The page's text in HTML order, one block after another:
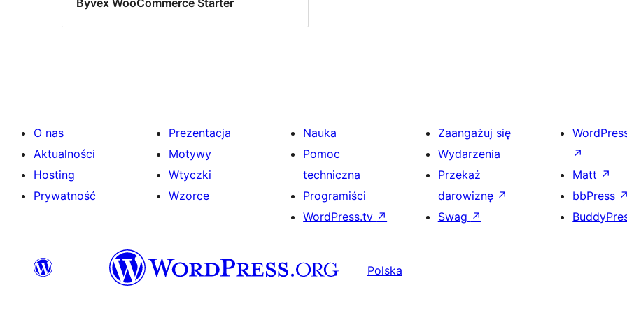
Byvex WooCommerce Starter
O nas
Aktualności
Hosting
Prywatność
Prezentacja
Motywy
Wtyczki
Wzorce
Nauka
Pomoc
techniczna
Programiści
WordPress.tv ↗
Zaangażuj się
Wydarzenia
Przekaż
darowiznę ↗
Swag ↗
↗
Matt ↗
bbPress ↗
Polska